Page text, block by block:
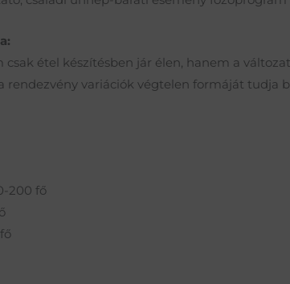
étel készítésben jár élen, hanem a
rendezvény variációk végtelen formáját tudja
200 fő